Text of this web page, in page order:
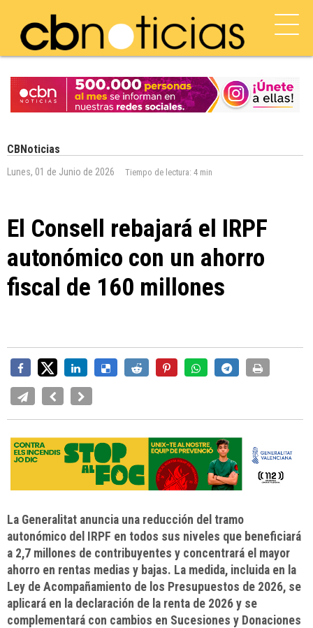
CBNoticias
Lunes, 01 de Junio de 2026 Tiempo de lectura: 4 min
El Consell rebajará el IRPF
autonómico con un ahorro
fiscal de 160 millones
La Generalitat anuncia una reducción del tramo
autonómico del IRPF en todos sus niveles que beneficiará
a 2,7 millones de contribuyentes y concentrará el mayor
ahorro en rentas medias y bajas. La medida, incluida en la
Ley de Acompañamiento de los Presupuestos de 2026, se
aplicará en la declaración de la renta de 2026 y se
complementará con cambios en Sucesiones y Donaciones